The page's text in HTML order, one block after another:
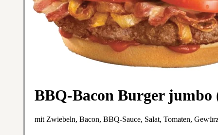
BBQ-Bacon Burger jumbo
mit Zwiebeln, Bacon, BBQ-Sauce, Salat, Tomaten,